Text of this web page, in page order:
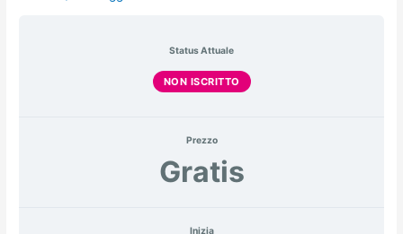
Status Attuale
NON ISCRITTO
Prezzo
Gratis
Inizia